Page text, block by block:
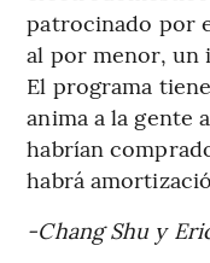
patrocinado por
al por menor, un
El programa
anima a la gente
habrían
habrá
-Chang Shu y